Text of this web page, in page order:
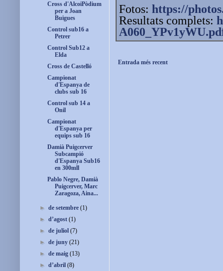
Fotos: https://
Resultats complets:
Entrada més recent
Cross d'AlcoiPòdium
per a Joan
Buigues
Control sub16 a
Petrer
Control Sub12 a
Elda
Cross de Castelló
Campionat
d'Espanya de
clubs sub 16
Control sub 14 a
Onil
Campionat
d'Espanya per
equips sub 16
Damià Puigcerver
Subcampió
d'Espanya Sub16
en 300mll
Pablo Negre, Damià
Puigcerver, Marc
Zaragoza, Aina...
►de setembre(1)
►d’agost(1)
►de juliol(7)
►de juny(21)
►de maig(13)
►d’abril(8)